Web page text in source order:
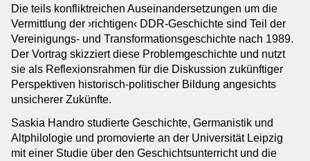
Institutionen
Kooperationspartner
Kontakt
Ansprechpersonen
Impressum
Datenschutz
Barrierefreiheitserklärung
Die teils konfliktreichen Auseinandersetzungen um die
Vermittlung der ›richtigen‹ DDR-Geschichte sind Teil der
Vereinigungs- und Transformationsgeschichte nach 1989.
Der Vortrag skizziert diese Problemgeschichte und nutzt
sie als Reflexionsrahmen für die Diskussion zukünftiger
Perspektiven historisch-politischer Bildung angesichts
unsicherer Zukünfte.
Saskia Handro studierte Geschichte, Germanistik und
Altphilologie und promovierte an der Universität Leipzig
mit einer Studie über den Geschichtsunterricht und die